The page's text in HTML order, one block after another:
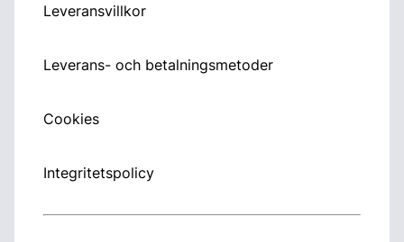
Leveransvillkor
Leverans- och betalningsmetoder
Cookies
Integritetspolicy